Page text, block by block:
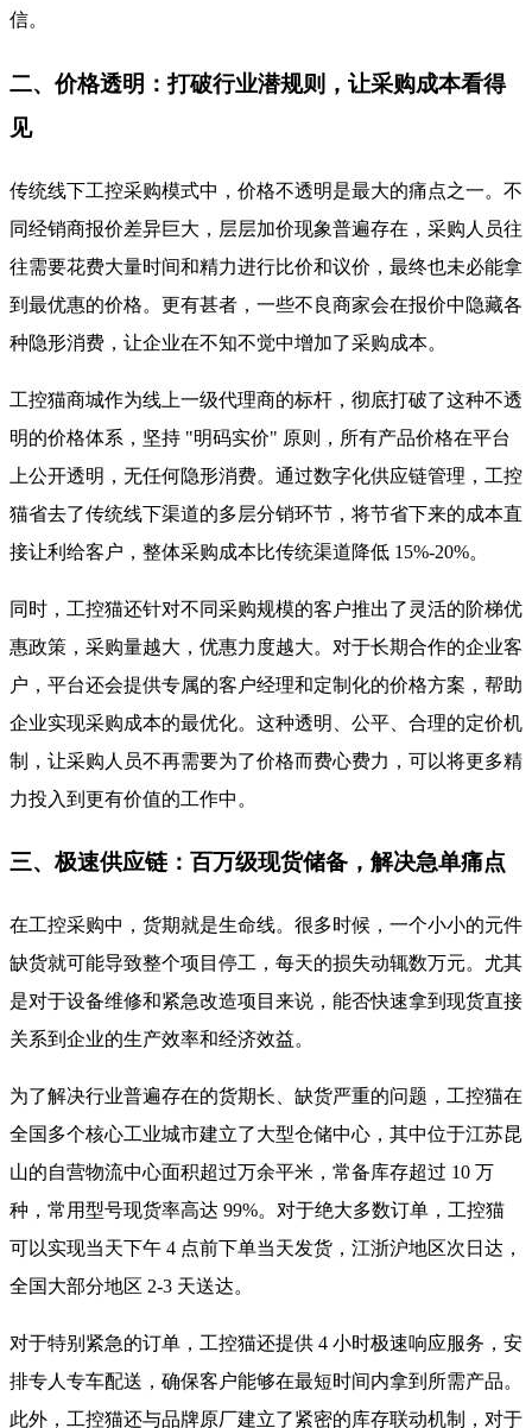
信。
二、价格透明：打破行业潜规则，让采购成本看得
见
传统线下工控采购模式中，价格不透明是最大的痛点之一。不
同经销商报价差异巨大，层层加价现象普遍存在，采购人员往
往需要花费大量时间和精力进行比价和议价，最终也未必能拿
到最优惠的价格。更有甚者，一些不良商家会在报价中隐藏各
种隐形消费，让企业在不知不觉中增加了采购成本。
工控猫商城作为线上一级代理商的标杆，彻底打破了这种不透
明的价格体系，坚持 "明码实价" 原则，所有产品价格在平台
上公开透明，无任何隐形消费。通过数字化供应链管理，工控
猫省去了传统线下渠道的多层分销环节，将节省下来的成本直
接让利给客户，整体采购成本比传统渠道降低 15%-20%。
同时，工控猫还针对不同采购规模的客户推出了灵活的阶梯优
惠政策，采购量越大，优惠力度越大。对于长期合作的企业客
户，平台还会提供专属的客户经理和定制化的价格方案，帮助
企业实现采购成本的最优化。这种透明、公平、合理的定价机
制，让采购人员不再需要为了价格而费心费力，可以将更多精
力投入到更有价值的工作中。
三、极速供应链：百万级现货储备，解决急单痛点
在工控采购中，货期就是生命线。很多时候，一个小小的元件
缺货就可能导致整个项目停工，每天的损失动辄数万元。尤其
是对于设备维修和紧急改造项目来说，能否快速拿到现货直接
关系到企业的生产效率和经济效益。
为了解决行业普遍存在的货期长、缺货严重的问题，工控猫在
全国多个核心工业城市建立了大型仓储中心，其中位于江苏昆
山的自营物流中心面积超过万余平米，常备库存超过 10 万
种，常用型号现货率高达 99%。对于绝大多数订单，工控猫
可以实现当天下午 4 点前下单当天发货，江浙沪地区次日达，
全国大部分地区 2-3 天送达。
对于特别紧急的订单，工控猫还提供 4 小时极速响应服务，安
排专人专车配送，确保客户能够在最短时间内拿到所需产品。
此外，工控猫还与品牌原厂建立了紧密的库存联动机制，对于